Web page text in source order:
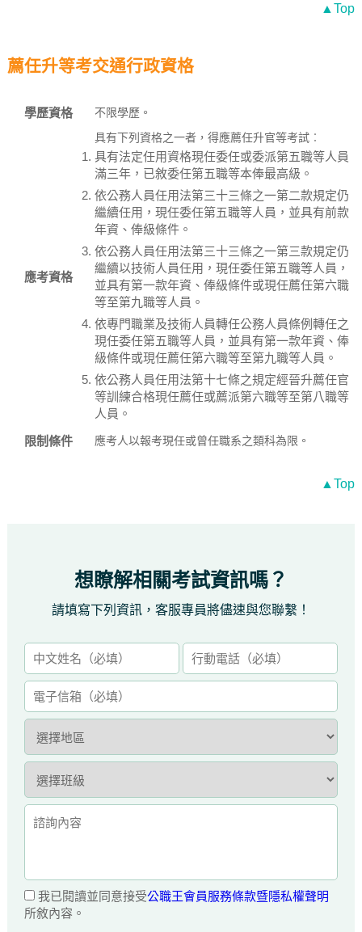
▲Top
薦任升等考交通行政資格
學歷資格 不限學歷。
應考資格
具有下列資格之一者，得應薦任升官等考試︰
具有法定任用資格現任委任或委派第五職等人員
滿三年，已敘委任第五職等本俸最高級。
依公務人員任用法第三十三條之一第二款規定仍
繼續任用，現任委任第五職等人員，並具有前款
年資、俸級條件。
依公務人員任用法第三十三條之一第三款規定仍
繼續以技術人員任用，現任委任第五職等人員，
並具有第一款年資、俸級條件或現任薦任第六職
等至第九職等人員。
依專門職業及技術人員轉任公務人員條例轉任之
現任委任第五職等人員，並具有第一款年資、俸
級條件或現任薦任第六職等至第九職等人員。
依公務人員任用法第十七條之規定經晉升薦任官
等訓練合格現任薦任或薦派第六職等至第八職等
人員。
限制條件
應考人以報考現任或曾任職系之類科為限。
▲Top
想瞭解相關考試資訊嗎？
請填寫下列資訊，客服專員將儘速與您聯繫！
我已閱讀並同意接受公職王會員服務條款暨隱私權聲明
所敘內容。